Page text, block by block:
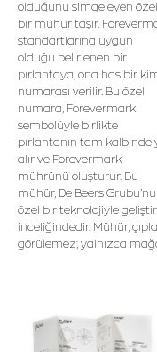
olduğunu simgeleyen özel
bir mühür taşır.
standartlarına uygun
olduğu belirlenen bir
pırlantaya, ona has bir
numarası verilir. Bu özel
numara, Forevermark
sembolüyle birlikte
pırlantanın tam kalbinde
alır ve Forevermark
mührünü oluşturur. Bu
mühür, De Beers
özel bir teknolojiyle
inceliğindedir. Mühür,
görülemez; yalnızca